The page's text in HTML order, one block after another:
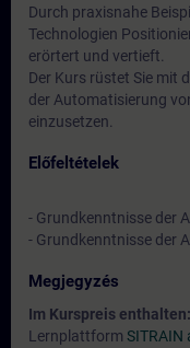
Durch praxisnahe
Technologien
erörtert und vertieft.
Der Kurs rüstet Sie mit
der Automatisierung
einzusetzen.
Előfeltételek
- Grundkenntnisse der
- Grundkenntnisse der
Megjegyzés
Im Kurspreis enthalten:
Lernplattform SITRAIN